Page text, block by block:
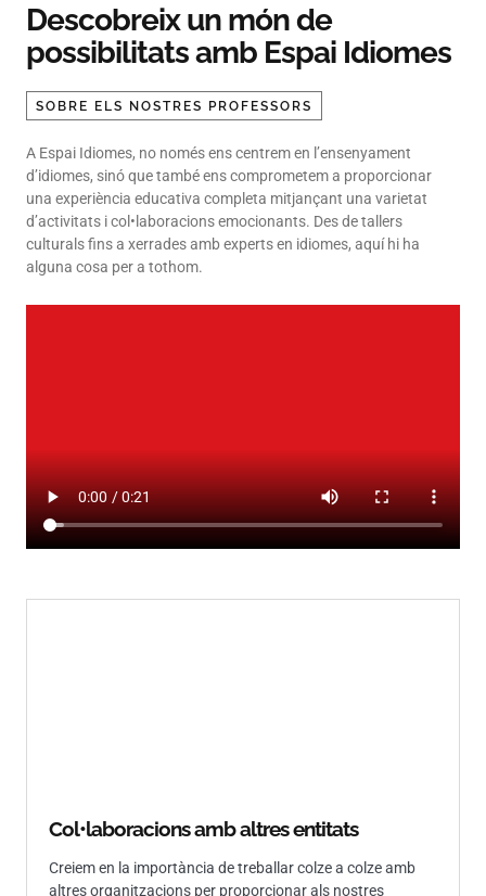
Descobreix un món de
possibilitats amb Espai Idiomes
SOBRE ELS NOSTRES PROFESSORS
A Espai Idiomes, no només ens centrem en l’ensenyament
d’idiomes, sinó que també ens comprometem a proporcionar
una experiència educativa completa mitjançant una varietat
d’activitats i col•laboracions emocionants. Des de tallers
culturals fins a xerrades amb experts en idiomes, aquí hi ha
alguna cosa per a tothom.
Col•laboracions amb altres entitats
Creiem en la importància de treballar colze a colze amb
altres organitzacions per proporcionar als nostres